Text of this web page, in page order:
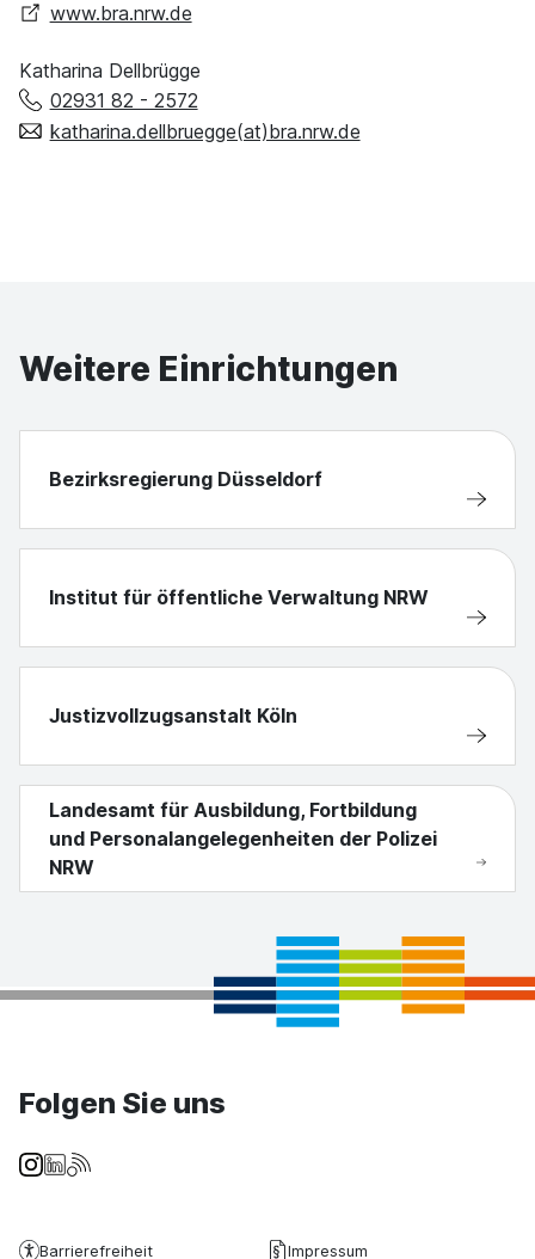
www.bra.nrw.de
Katharina Dellbrügge
02931 82 - 2572
katharina.dellbruegge(at)bra.nrw.de
Weitere Einrichtungen
Bezirksregierung Düsseldorf
Institut für öffentliche Verwaltung NRW
Justizvollzugsanstalt Köln
Landesamt für Ausbildung, Fortbildung
und Personalangelegenheiten der Polizei
NRW
Folgen Sie uns
Barrierefreiheit Impressum